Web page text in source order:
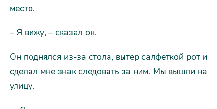
место.
– Я вижу, – сказал он.
Он поднялся из-за стола, вытер салфеткой рот и
сделал мне знак следовать за ним. Мы вышли на
улицу.